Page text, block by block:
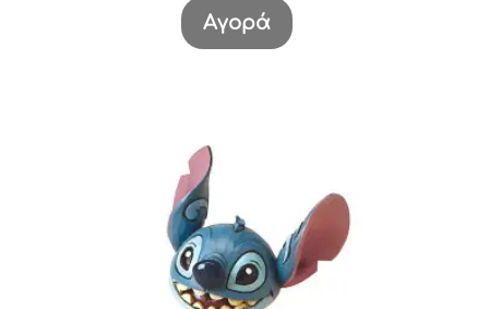
Αγορά